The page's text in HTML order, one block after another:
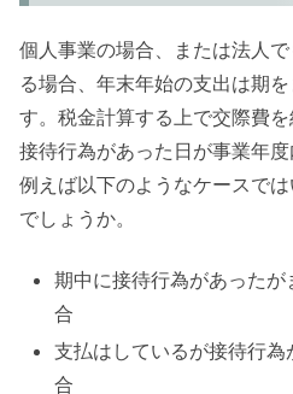
個人事業の場合、または法人
る場合、年末年始の支出は期
す。税金計算する上で交際費
接待行為があった日が事業年度
例えば以下のようなケースで
でしょうか。
期中に接待行為があった
合
支払はしているが接待行
合